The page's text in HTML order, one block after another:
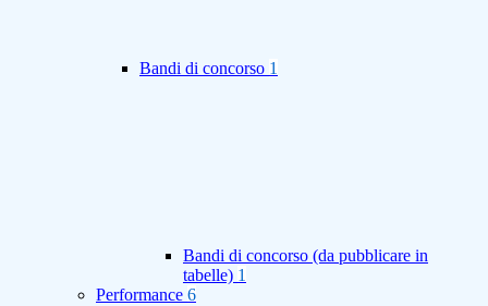
Bandi di concorso 1
Bandi di concorso (da pubblicare in
tabelle) 1
Performance 6